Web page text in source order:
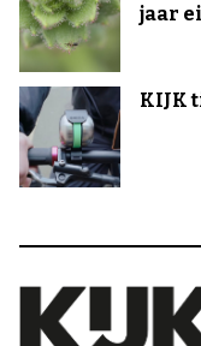
jaar
KIJK